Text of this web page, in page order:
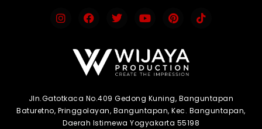
Jln.Gatotkaca No.409 Gedong Kuning, Banguntapan
Baturetno, Pringgolayan, Banguntapan, Kec. Banguntapan,
Daerah Istimewa Yogyakarta 55198